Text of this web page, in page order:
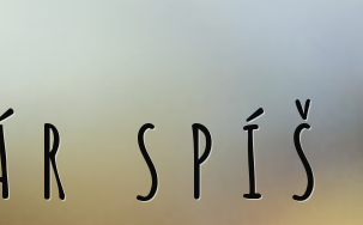
SPÍŠ